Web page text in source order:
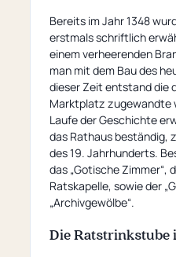
Bereits im Jahr 1348
erstmals schriftlich
einem verheerenden
man mit dem Bau des
dieser Zeit entstand die
Marktplatz zugewandte
Laufe der Geschichte
das Rathaus
des 19. Jahrhunderts.
das „Gotische Zimmer“,
Ratskapelle, sowie der
„Archivgewölbe“.
Die Ratstrinkstube